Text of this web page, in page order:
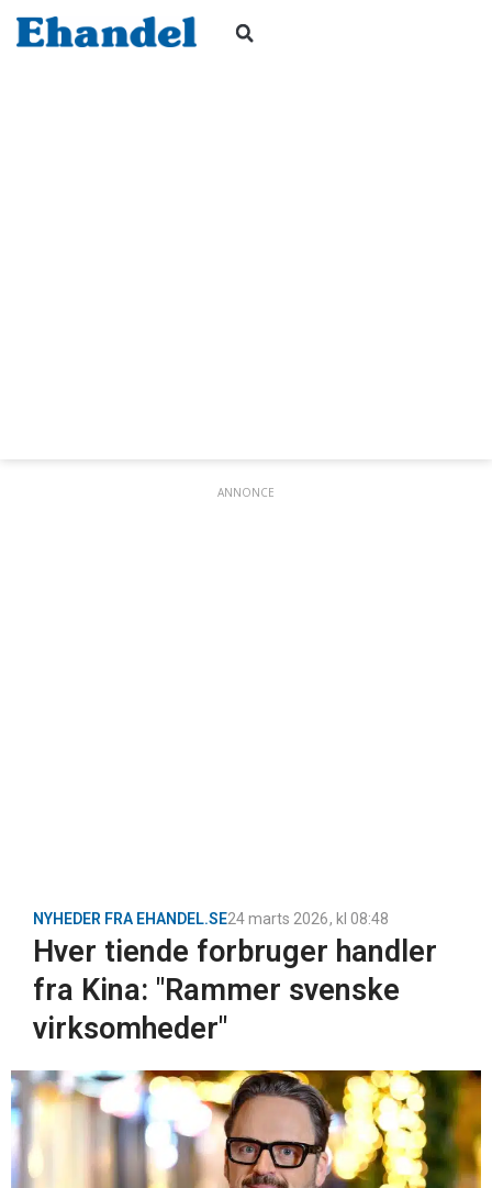
ANNONCE
NYHEDER FRA EHANDEL.SE24 marts 2026, kl 08:48
Hver tiende forbruger handler
fra Kina: "Rammer svenske
virksomheder"